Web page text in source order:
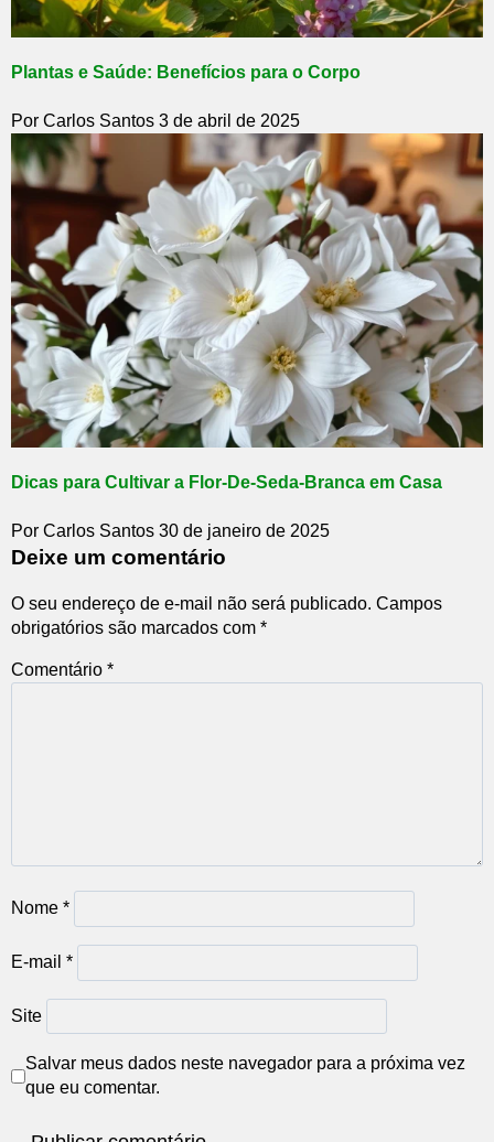
Plantas e Saúde: Benefícios para o Corpo
Por Carlos Santos 3 de abril de 2025
Dicas para Cultivar a Flor-De-Seda-Branca em Casa
Por Carlos Santos 30 de janeiro de 2025
Deixe um comentário
O seu endereço de e-mail não será publicado. Campos
obrigatórios são marcados com *
Comentário *
Nome *
E-mail *
Site
Salvar meus dados neste navegador para a próxima vez
que eu comentar.